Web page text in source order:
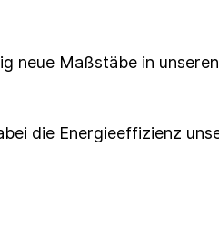
neue Maßstäbe in
die Energieeffizienz